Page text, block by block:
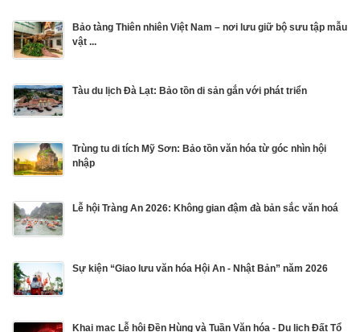
Bảo tàng Thiên nhiên Việt Nam – nơi lưu giữ bộ sưu tập mẫu
vật ...
Tàu du lịch Đà Lạt: Bảo tồn di sản gắn với phát triển
Trùng tu di tích Mỹ Sơn: Bảo tồn văn hóa từ góc nhìn hội
nhập
Lễ hội Tràng An 2026: Không gian đậm đà bản sắc văn hoá
Sự kiện “Giao lưu văn hóa Hội An - Nhật Bản” năm 2026
Khai mạc Lễ hội Đền Hùng và Tuần Văn hóa - Du lịch Đất Tổ